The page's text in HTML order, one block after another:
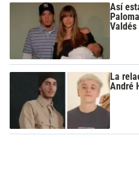
Así
La
André